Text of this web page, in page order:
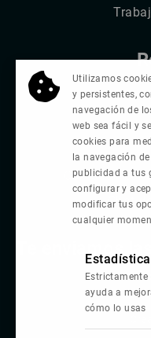
Comunidad
Contacta:
Chat
Te enviamos
Utilizamos
y persistentes,
navegación de
web sea fácil y
cookies para
la navegación
publicidad a tus
configurar y
modificar tus
cualquier
ayuda a
cómo lo usas